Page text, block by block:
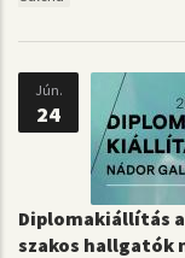
Jún.
24
Diplomakiállítás
szakos hallgatók